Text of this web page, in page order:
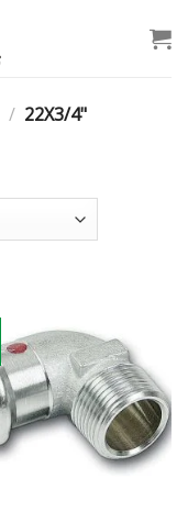
/ 22X3/4"